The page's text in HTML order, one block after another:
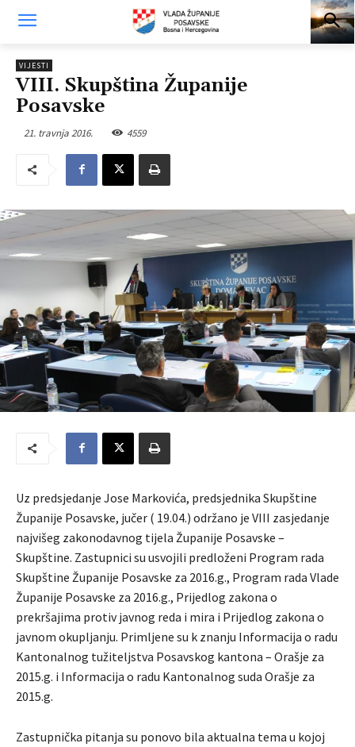
VIJESTI
VIII. Skupština Županije
Posavske
21. travnja 2016. 4559
Uz predsjedanje Jose Markovića, predsjednika Skupštine
Županije Posavske, jučer ( 19.04.) održano je VIII zasjedanje
najvišeg zakonodavnog tijela Županije Posavske –
Skupštine. Zastupnici su usvojili predloženi Program rada
Skupštine Županije Posavske za 2016.g., Program rada Vlade
Županije Posavske za 2016.g., Prijedlog zakona o
prekršajima protiv javnog reda i mira i Prijedlog zakona o
javnom okupljanju. Primljene su k znanju Informacija o radu
Kantonalnog tužiteljstva Posavskog kantona – Orašje za
2015.g. i Informacija o radu Kantonalnog suda Orašje za
2015.g.
Zastupnička pitanja su ponovo bila aktualna tema u kojoj